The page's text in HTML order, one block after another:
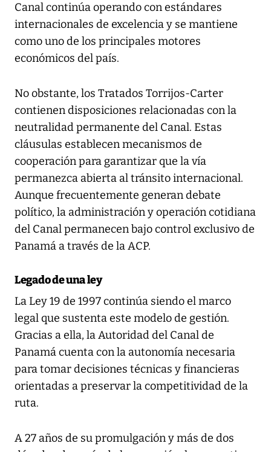
Canal continúa operando con estándares
internacionales de excelencia y se mantiene
como uno de los principales motores
económicos del país.
No obstante, los Tratados Torrijos-Carter
contienen disposiciones relacionadas con la
neutralidad permanente del Canal. Estas
cláusulas establecen mecanismos de
cooperación para garantizar que la vía
permanezca abierta al tránsito internacional.
Aunque frecuentemente generan debate
político, la administración y operación cotidiana
del Canal permanecen bajo control exclusivo de
Panamá a través de la ACP.
Legado de una ley
La Ley 19 de 1997 continúa siendo el marco
legal que sustenta este modelo de gestión.
Gracias a ella, la Autoridad del Canal de
Panamá cuenta con la autonomía necesaria
para tomar decisiones técnicas y financieras
orientadas a preservar la competitividad de la
ruta.
A 27 años de su promulgación y más de dos